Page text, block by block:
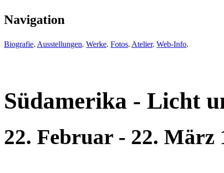
Navigation
Biografie. Ausstellungen. Werke. Fotos. Atelier. Web-Info.
Südamerika - Licht
22. Februar - 22. März